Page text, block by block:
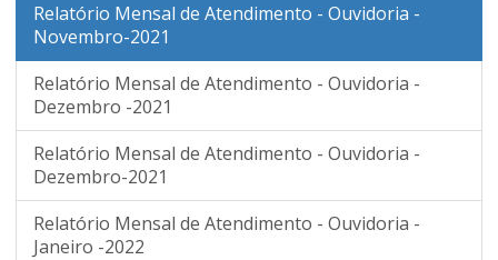
Relatório Mensal de Atendimento - Ouvidoria -
Novembro-2021
Relatório Mensal de Atendimento - Ouvidoria -
Dezembro -2021
Relatório Mensal de Atendimento - Ouvidoria -
Dezembro-2021
Relatório Mensal de Atendimento - Ouvidoria -
Janeiro -2022